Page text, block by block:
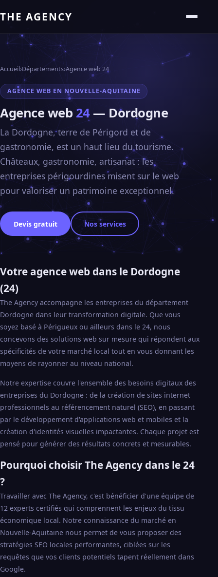
THE AGENCY
Accueil›Départements›Agence web 24
AGENCE WEB EN NOUVELLE-AQUITAINE
Agence web 24— Dordogne
La Dordogne, terre de Périgord et de
gastronomie, est un haut lieu du tourisme.
Châteaux, gastronomie, artisanat : les
entreprises périgourdines misent sur le web
pour valoriser un patrimoine exceptionnel.
Devis gratuit Nos services
Votre agence web dans le Dordogne
(24)
The Agency accompagne les entreprises du département
Dordogne dans leur transformation digitale. Que vous
soyez basé à Périgueux ou ailleurs dans le 24, nous
concevons des solutions web sur mesure qui répondent aux
spécificités de votre marché local tout en vous donnant les
moyens de rayonner au niveau national.
Notre expertise couvre l'ensemble des besoins digitaux des
entreprises du Dordogne : de la création de sites internet
professionnels au référencement naturel (SEO), en passant
par le développement d'applications web et mobiles et la
création d'identités visuelles impactantes. Chaque projet est
pensé pour générer des résultats concrets et mesurables.
Pourquoi choisir The Agency dans le 24
?
Travailler avec The Agency, c'est bénéficier d'une équipe de
12 experts certifiés qui comprennent les enjeux du tissu
économique local. Notre connaissance du marché en
Nouvelle-Aquitaine nous permet de vous proposer des
stratégies SEO locales performantes, ciblées sur les
requêtes que vos clients potentiels tapent réellement dans
Google.